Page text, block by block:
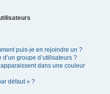
puis-je en rejoindre un ?
groupe d’utilisateurs ?
dans une couleur
défaut » ?